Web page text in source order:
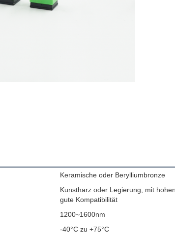
Keramische oder Berylliumbronze
Kunstharz oder Legierung, mit
gute Kompatibilität
1200~1600nm
-40°C zu +75°C